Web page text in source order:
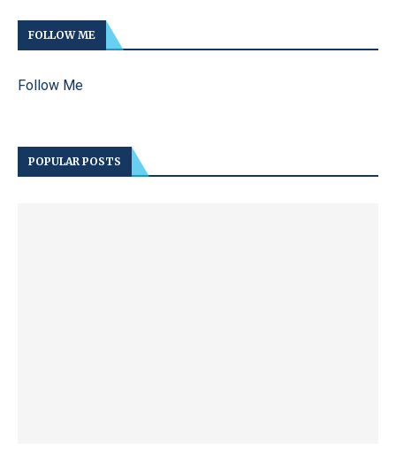
FOLLOW ME
Follow Me
POPULAR POSTS